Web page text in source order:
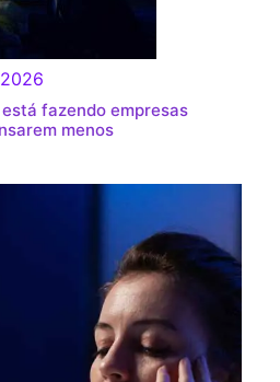
fazendo empresas
menos